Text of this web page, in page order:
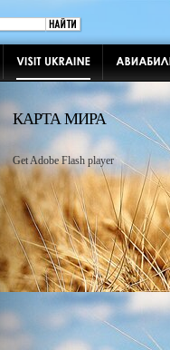
КАРТА МИРА
Get Adobe Flash player